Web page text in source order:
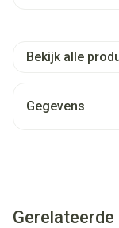
Bekijk alle
Gegevens